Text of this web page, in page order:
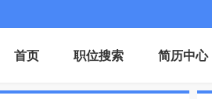
首页 职位搜索 简历中心